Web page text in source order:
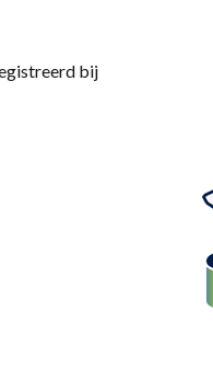
bij